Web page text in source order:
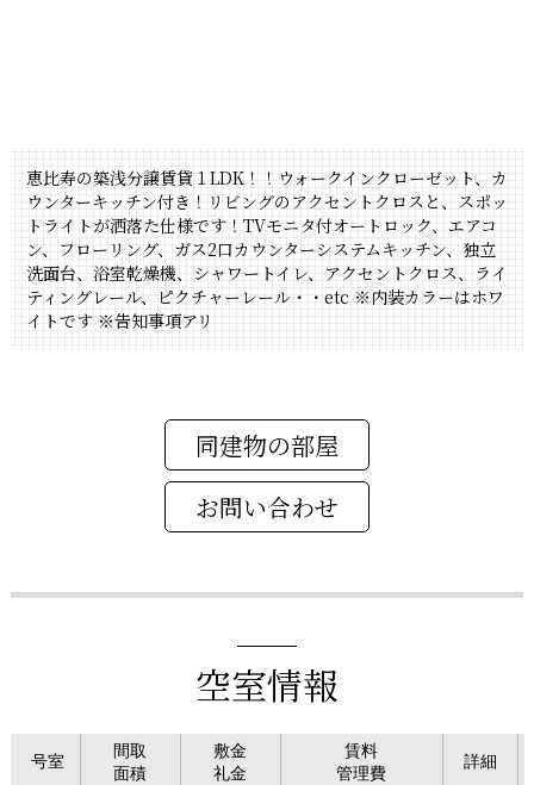
恵比寿の築浅分譲賃貸１LDK！！ウォークインクローゼット、カ
ウンターキッチン付き！リビングのアクセントクロスと、スポッ
トライトが洒落た仕様です！TVモニタ付オートロック、エアコ
ン、フローリング、ガス2口カウンターシステムキッチン、独立
洗面台、浴室乾燥機、シャワートイレ、アクセントクロス、ライ
ティングレール、ピクチャーレール・・etc ※内装カラーはホワ
イトです※告知事項アリ
同建物の部屋
空室情報
号室
間取
面積
敷金
礼金
賃料
管理費
詳細